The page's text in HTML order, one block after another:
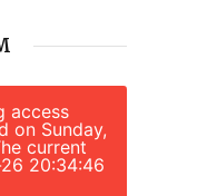
access
on Sunday,
current
20:34:46